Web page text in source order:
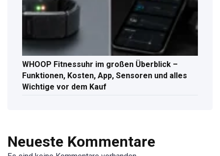
WHOOP Fitnessuhr im großen Überblick –
Funktionen, Kosten, App, Sensoren und alles
Wichtige vor dem Kauf
Neueste Kommentare